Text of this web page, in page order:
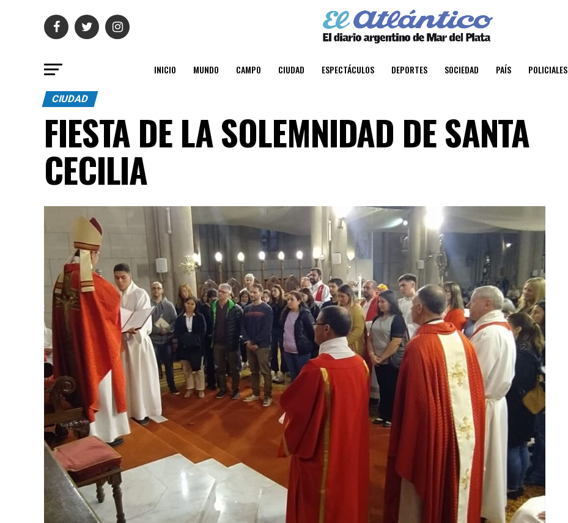
INICIO MUNDO CAMPO CIUDAD ESPECTÁCULOS DEPORTES SOCIEDAD PAÍS POLICIALES
CIUDAD
FIESTA DE LA SOLEMNIDAD DE SANTA
CECILIA